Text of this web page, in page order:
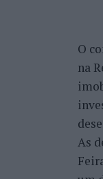
O
na
As